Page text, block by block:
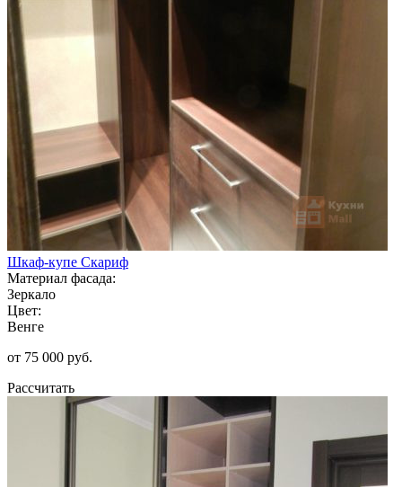
Шкаф-купе Скариф
Материал фасада:
Зеркало
Цвет:
Венге
от 75 000 руб.
Рассчитать